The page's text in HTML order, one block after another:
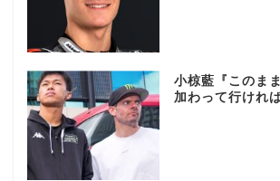
小椋藍『このま
加わって行けれ